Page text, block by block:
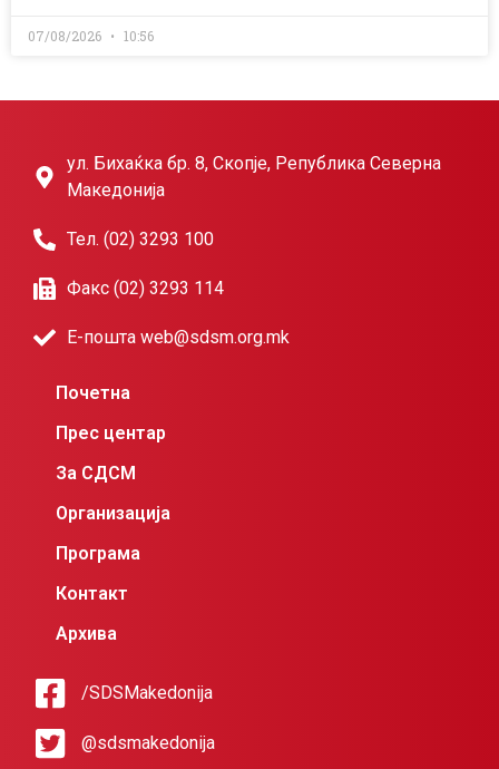
07/08/2026 10:56
ул. Бихаќка бр. 8, Скопје, Република Северна
Македонија
Тел. (02) 3293 100
Факс (02) 3293 114
Е-пошта web@sdsm.org.mk
Почетна
Прес центар
За СДСМ
Организација
Програма
Контакт
Архива
/SDSMakedonija
@sdsmakedonija